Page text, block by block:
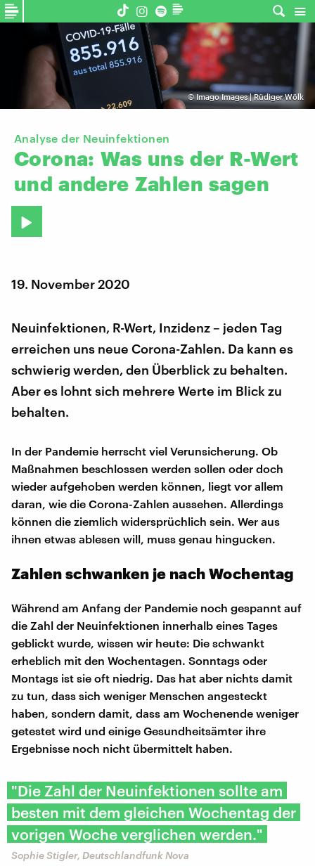
©Imago Images | Rüdiger Wölk
Analyse der Neuinfektionen
Corona: Was uns der R-Wert
und andere Zahlen sagen
19. November 2020
Neuinfektionen, R-Wert, Inzidenz – jeden Tag
erreichen uns neue Corona-Zahlen. Da kann es
schwierig werden, den Überblick zu behalten.
Aber es lohnt sich mehrere Werte im Blick zu
behalten.
In der Pandemie herrscht viel Verunsicherung. Ob
Maßnahmen beschlossen werden sollen oder doch
wieder aufgehoben werden können, liegt vor allem
daran, wie die Corona-Zahlen aussehen. Allerdings
können die ziemlich widersprüchlich sein. Wer aus
ihnen etwas ablesen will, muss genau hingucken.
Zahlen schwanken je nach Wochentag
Während am Anfang der Pandemie noch gespannt auf
die Zahl der Neuinfektionen innerhalb eines Tages
geblickt wurde, wissen wir heute: Die schwankt
erheblich mit den Wochentagen. Sonntags oder
Montags ist sie oft niedrig. Das hat aber nichts damit
zu tun, dass sich weniger Menschen angesteckt
haben, sondern damit, dass am Wochenende weniger
getestet wird und einige Gesundheitsämter ihre
Ergebnisse noch nicht übermittelt haben.
"Die Zahl der Neuinfektionen sollte am
besten mit dem gleichen Wochentag der
vorigen Woche verglichen werden."
Sophie Stigler, Deutschlandfunk Nova